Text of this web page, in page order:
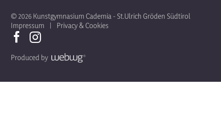
© 2026 Kunstgymnasium Cademia - St.Ulrich Gröden Südtirol
Impressum
Privacy & Cookies
Produced by